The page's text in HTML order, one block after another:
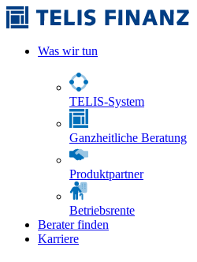
Was wir tun
TELIS-System
Ganzheitliche Beratung
Produktpartner
Betriebsrente
Berater finden
Karriere